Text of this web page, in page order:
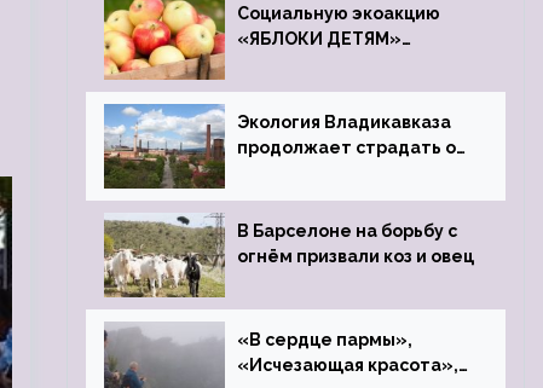
Социальную экоакцию
«ЯБЛОКИ ДЕТЯМ»
Экология Владикавказа
продолжает страдать от
завода
В Барселоне на борьбу с
огнём призвали коз и овец
«В сердце пармы»,
«Исчезающая красота»,